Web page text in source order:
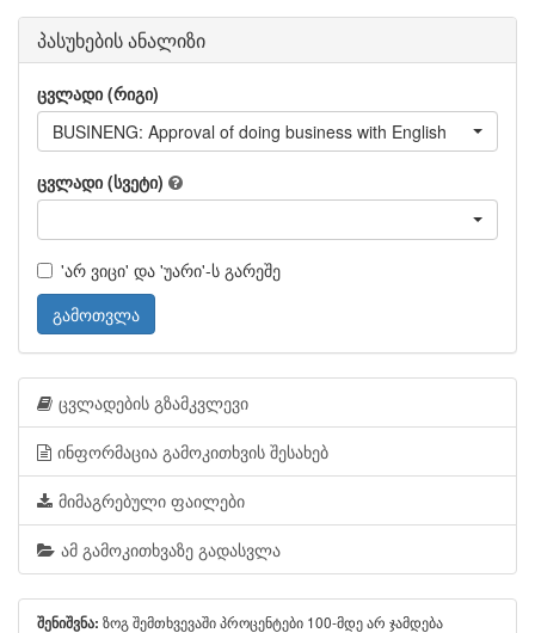
პასუხების ანალიზი
ცვლადი (რიგი)
BUSINENG: Approval of doing business with English
ცვლადი (სვეტი)
'არ ვიცი' და 'უარი'-ს გარეშე
გამოთვლა
ცვლადების გზამკვლევი
ინფორმაცია გამოკითხვის შესახებ
მიმაგრებული ფაილები
ამ გამოკითხვაზე გადასვლა
შენიშვნა: ზოგ შემთხვევაში პროცენტები 100-მდე არ ჯამდება